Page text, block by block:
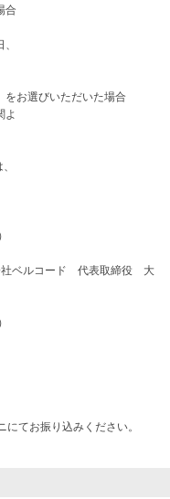
合
をお選びいただいた場合
よ
お振り込みください。